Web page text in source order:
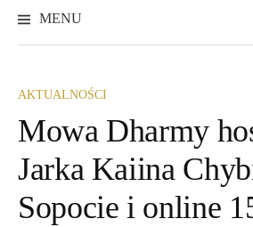
MENU
AKTUALNOŚCI
Mowa Dharmy
Jarka Kaiina
Sopocie i online